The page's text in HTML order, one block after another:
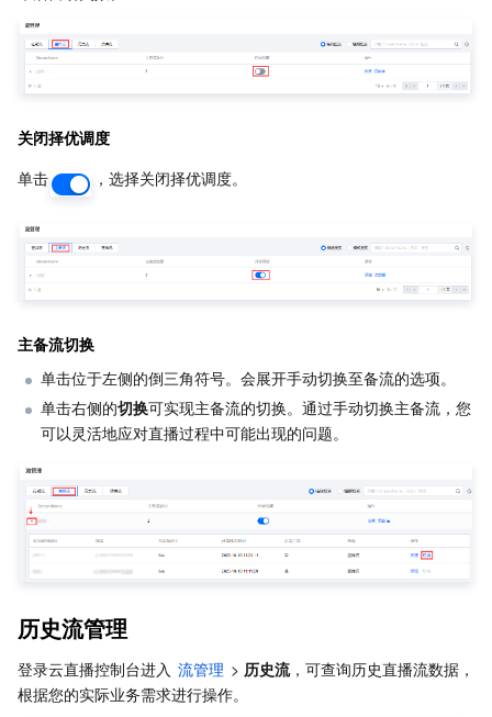
关闭择优调度
单击
，选择关闭择优调度。
主备流切换
单击位于左侧的倒三角符号。会展开手动切换至备流的选项。
单击右侧的切换可实现主备流的切换。通过手动切换主备流，您
可以灵活地应对直播过程中可能出现的问题。
历史流管理
登录云直播控制台进入 流管理 > 历史流，可查询历史直播流数据，
根据您的实际业务需求进行操作。